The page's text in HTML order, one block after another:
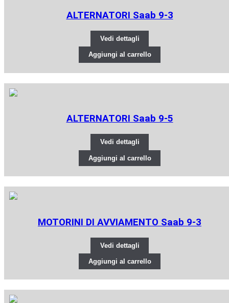
ALTERNATORI Saab 9-3
Vedi dettagli
Aggiungi al carrello
ALTERNATORI Saab 9-5
Vedi dettagli
Aggiungi al carrello
MOTORINI DI AVVIAMENTO Saab 9-3
Vedi dettagli
Aggiungi al carrello